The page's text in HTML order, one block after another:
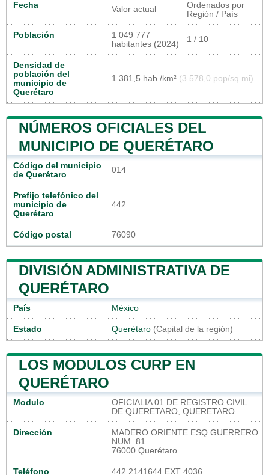
Fecha Valor actual
Ordenados por
Región / País
Población
1 049 777
habitantes (2024)
1 / 10
Densidad de
población del
municipio de
Querétaro
1 381,5 hab./km² (3 578,0 pop/sq mi)
NÚMEROS OFICIALES DEL
MUNICIPIO DE QUERÉTARO
Código del municipio
de Querétaro
014
Prefijo telefónico del
municipio de
Querétaro
442
Código postal 76090
DIVISIÓN ADMINISTRATIVA DE
QUERÉTARO
País México
Estado Querétaro (Capital de la región)
LOS MODULOS CURP EN
QUERÉTARO
Modulo
OFICIALIA 01 DE REGISTRO CIVIL
DE QUERETARO, QUERETARO
Dirección
MADERO ORIENTE ESQ GUERRERO
NUM. 81
76000 Querétaro
Teléfono 442 2141644 EXT 4036